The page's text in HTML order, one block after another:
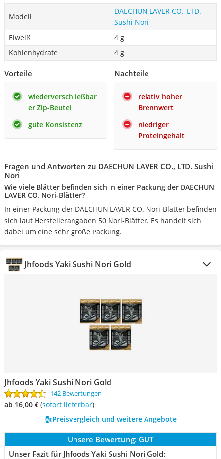
Modell
DAECHUN LAVER CO., LTD.
Sushi Nori
Eiweiß
4 g
Kohlenhydrate
4 g
Vorteile
wiederverschließbar
er Zip-Beutel
gute Konsistenz
Nachteile
relativ hoher
Brennwert
niedriger
Proteingehalt
Fragen und Antworten zu DAECHUN LAVER CO., LTD. Sushi
Nori
Wie viele Blätter befinden sich in einer Packung der DAECHUN
LAVER CO. Nori-Blätter?
In einer Packung der DAECHUN LAVER CO. Nori-Blätter befinden
sich laut Herstellerangaben 50 Nori-Blätter. Es handelt sich
dabei um eine sehr große Packung.
Jhfoods Yaki Sushi Nori Gold
Jhfoods Yaki Sushi Nori Gold
142 Bewertungen
ab 16,00 € ( Sofort lieferbar)
Preisvergleich und weitere Angebote
Unsere Bewertung: GUT
Unser Fazit für Jhfoods Yaki Sushi Nori Gold: